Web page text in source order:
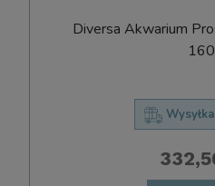
D​i​v​e​r​s​a​ ​Ak​w​a​r​i​u​m​